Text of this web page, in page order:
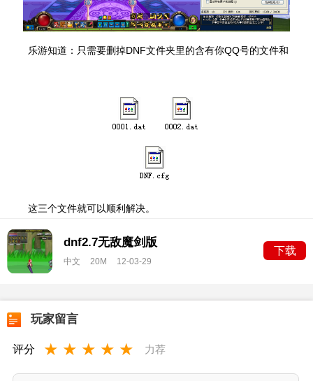
乐游知道：只需要删掉DNF文件夹里的含有你QQ号的文件和
这三个文件就可以顺利解决。
dnf2.7无敌魔剑版
中文 20M 12-03-29
下载
玩家留言
评分 ★ ★ ★ ★ ★ 力荐